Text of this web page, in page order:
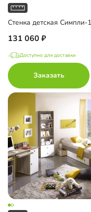
Стенка детская Симпли-1
131 060
Доступно для доставки
Заказать